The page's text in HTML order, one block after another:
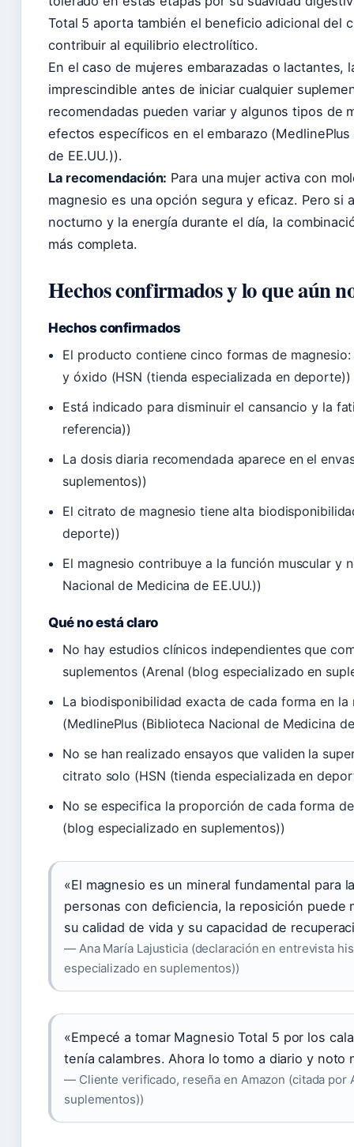
Total 5 aporta también el beneficio adicional del
contribuir al equilibrio electrolítico.
En el caso de mujeres embarazadas o lactantes,
imprescindible antes de iniciar cualquier
recomendadas pueden variar y algunos tipos de
efectos específicos en el embarazo
de EE.UU.)).
La recomendación: Para una mujer activa con
magnesio es una opción segura y eficaz. Pero si
nocturno y la energía durante el día, la
más completa.
Hechos confirmados y lo que aún
Hechos confirmados
El producto contiene cinco formas de
y óxido (HSN (tienda especializada en deporte))
Está indicado para disminuir el cansancio y la
referencia))
La dosis diaria recomendada aparece en el
suplementos))
El citrato de magnesio tiene alta
deporte))
El magnesio contribuye a la función muscular y
Nacional de Medicina de EE.UU.))
Qué no está claro
No hay estudios clínicos independientes que
suplementos (Arenal (blog especializado en
La biodisponibilidad exacta de cada forma en
(MedlinePlus (Biblioteca Nacional de Medicina
No se han realizado ensayos que validen la
citrato solo (HSN (tienda especializada en
No se especifica la proporción de cada forma
(blog especializado en suplementos))
«El magnesio es un mineral fundamental para
personas con deficiencia, la reposición puede
su calidad de vida y su capacidad de
— Ana María Lajusticia (declaración en entrevista
especializado en suplementos))
«Empecé a tomar Magnesio Total 5 por los
tenía calambres. Ahora lo tomo a diario y noto
— Cliente verificado, reseña en Amazon (citada por
suplementos))